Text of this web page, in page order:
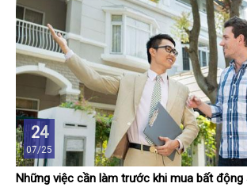
24
07/25
Những việc cần làm trước khi mua bất động